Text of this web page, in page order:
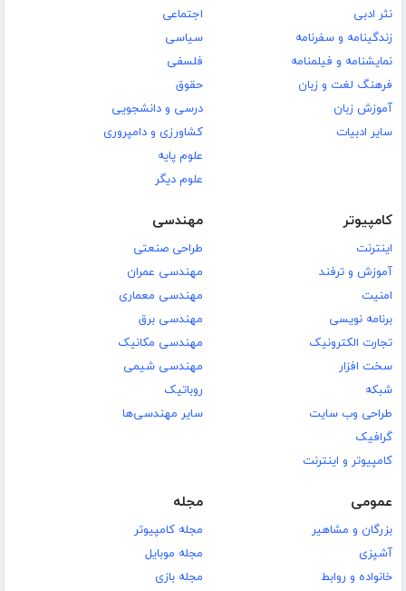
نثر ادبی
زندگینامه و سفرنامه
نمایشنامه و فیلمنامه
فرهنگ لغت و زبان
آموزش زبان
سایر ادبیات
اجتماعی
سیاسی
فلسفی
حقوق
درسی و دانشجویی
کشاورزی و دامپروری
علوم پایه
علوم دیگر
کامپیوتر
اینترنت
آموزش و ترفند
امنیت
برنامه نویسی
تجارت الکترونیک
سخت افزار
شبکه
طراحی وب سایت
گرافیک
کامپیوتر و اینترنت
مهندسی
طراحی صنعتی
مهندسی عمران
مهندسی معماری
مهندسی برق
مهندسی مکانیک
مهندسی شیمی
روباتیک
سایر مهندسی‌ها
عمومی
بزرگان و مشاهیر
آشپزی
خانواده و روابط
مجله
مجله کامپیوتر
مجله موبایل
مجله بازی